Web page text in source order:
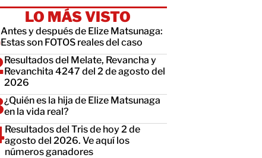
LO MÁS VISTO
Antes y después de Elize Matsunaga:
Estas son FOTOS reales del caso
Resultados del Melate, Revancha y
Revanchita 4247 del 2 de agosto del
2026
¿Quién es la hija de Elize Matsunaga
en la vida real?
Resultados del Tris de hoy 2 de
agosto del 2026. Ve aquí los
números ganadores